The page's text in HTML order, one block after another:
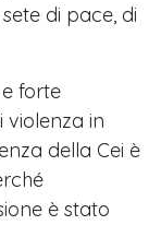
di pace, di
forte
violenza in
della Cei è
è stato